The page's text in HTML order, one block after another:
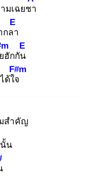
มเฉยชา
กลา
E
ฮักกัน
E
ด้ใจ
F#m
สำคัญ
น